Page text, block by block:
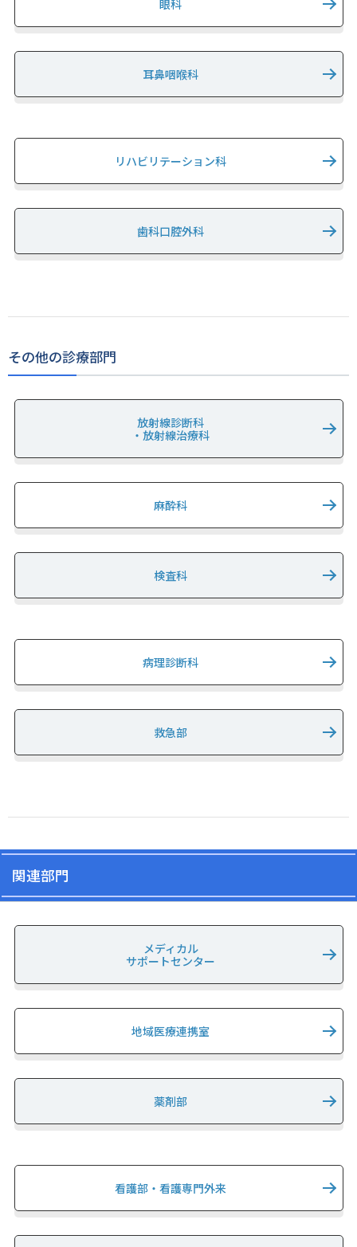
眼科
耳鼻咽喉科
リハビリテーション科
歯科口腔外科
その他の診療部門
放射線診断科
・放射線治療科
麻酔科
検査科
病理診断科
救急部
関連部門
メディカル
サポートセンター
地域医療連携室
薬剤部
看護部・看護専門外来